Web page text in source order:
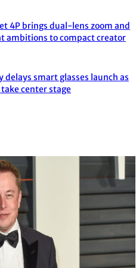
4P brings dual-lens zoom and
ambitions to compact creator
smart glasses launch as
center stage